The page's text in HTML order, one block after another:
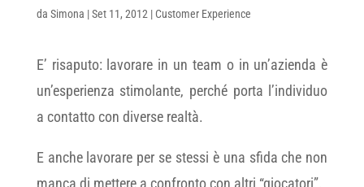
da Simona |Set 11, 2012 | Customer Experience
E’ risaputo: lavorare in un team o in un’azienda è
un’esperienza stimolante, perché porta l’individuo
a contatto con diverse realtà.
E anche lavorare per se stessi è una sfida che non
manca di mettere a confronto con altri “giocatori”.